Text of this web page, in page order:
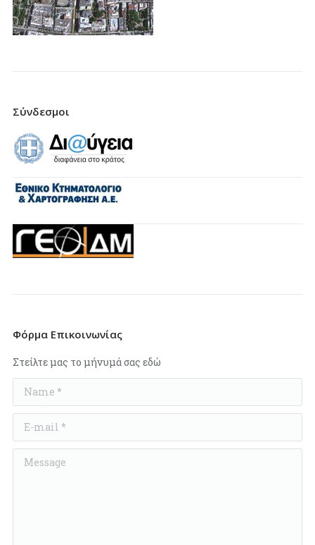
Σύνδεσμοι
Φόρμα Επικοινωνίας
Στείλτε μας το μήνυμά σας εδώ
Name *
E-mail *
Message